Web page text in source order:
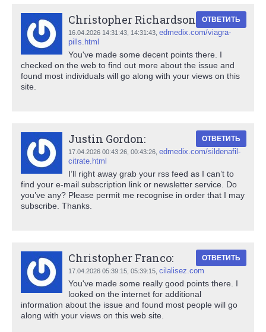
Christopher Richardson:
16.04.2026 14:31:43, 14:31:43 edmedix.com/viagra-
pills.html
ОТВЕТИТЬ
You've made some decent points there. I
checked on the web to find out more about the issue and
found most individuals will go along with your views on this
site.
Justin Gordon:
17.04.2026 00:43:26, 00:43:26 edmedix.com/sildenafil-
citrate.html
ОТВЕТИТЬ
I’ll right away grab your rss feed as I can’t to
find your e-mail subscription link or newsletter service. Do
you’ve any? Please permit me recognise in order that I may
subscribe. Thanks.
Christopher Franco:
17.04.2026 05:39:15, 05:39:15 cilalisez.com
ОТВЕТИТЬ
You've made some really good points there. I
looked on the internet for additional
information about the issue and found most people will go
along with your views on this web site.